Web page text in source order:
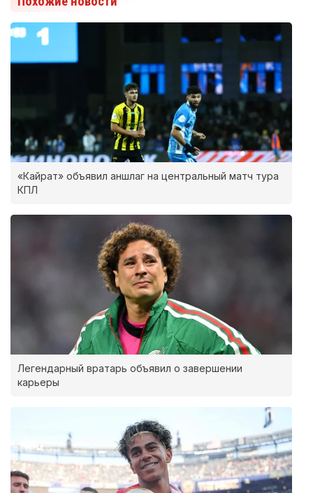
«Кайрат» объявил аншлаг на центральный матч тура
КПЛ
Легендарный вратарь объявил о завершении
карьеры